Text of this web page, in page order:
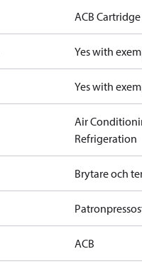
ACB
Yes with
Yes with
Air
Refrigeration
Brytare och
ACB